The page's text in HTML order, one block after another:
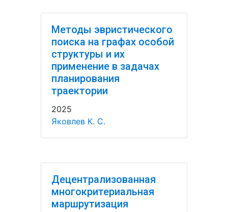
Методы эвристического
поиска на графах особой
структуры и их
применение в задачах
планирования
траектории
2025
Яковлев К. С.
Децентрализованная
многокритериальная
маршрутизация